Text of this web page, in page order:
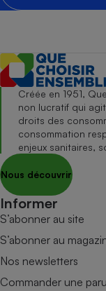
Créée en 1951,
non lucratif qui
droits des
consommation
enjeux sanitaires,
Nous découvrir
Informer
S’abonner au site
S’abonner au
Nos newsletters
Commander une